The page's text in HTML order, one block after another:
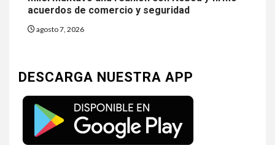
acuerdos de comercio y seguridad
agosto 7, 2026
DESCARGA NUESTRA APP